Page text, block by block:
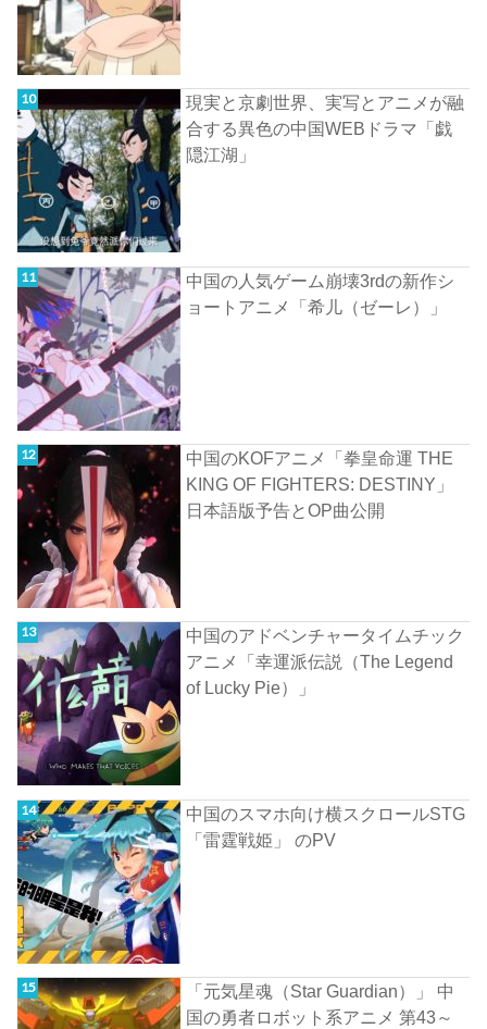
現実と京劇世界、実写とアニメが融
合する異色の中国WEBドラマ「戯
隠江湖」
中国の人気ゲーム崩壊3rdの新作シ
ョートアニメ「希儿（ゼーレ）」
中国のKOFアニメ「拳皇命運 THE
KING OF FIGHTERS: DESTINY」
日本語版予告とOP曲公開
中国のアドベンチャータイムチック
アニメ「幸運派伝説（The Legend
of Lucky Pie）」
中国のスマホ向け横スクロールSTG
「雷霆戦姫」 のPV
「元気星魂（Star Guardian）」 中
国の勇者ロボット系アニメ 第43～